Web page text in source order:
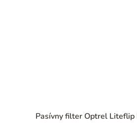
Pasívny filter Optrel Liteflip